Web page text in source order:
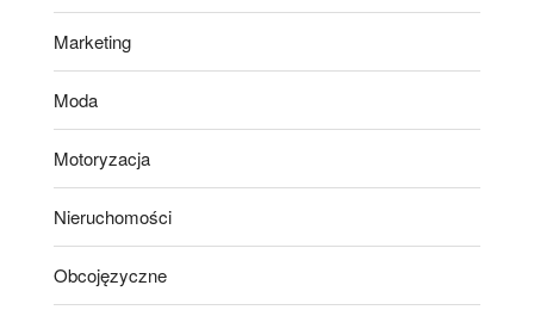
Marketing
Moda
Motoryzacja
Nieruchomości
Obcojęzyczne